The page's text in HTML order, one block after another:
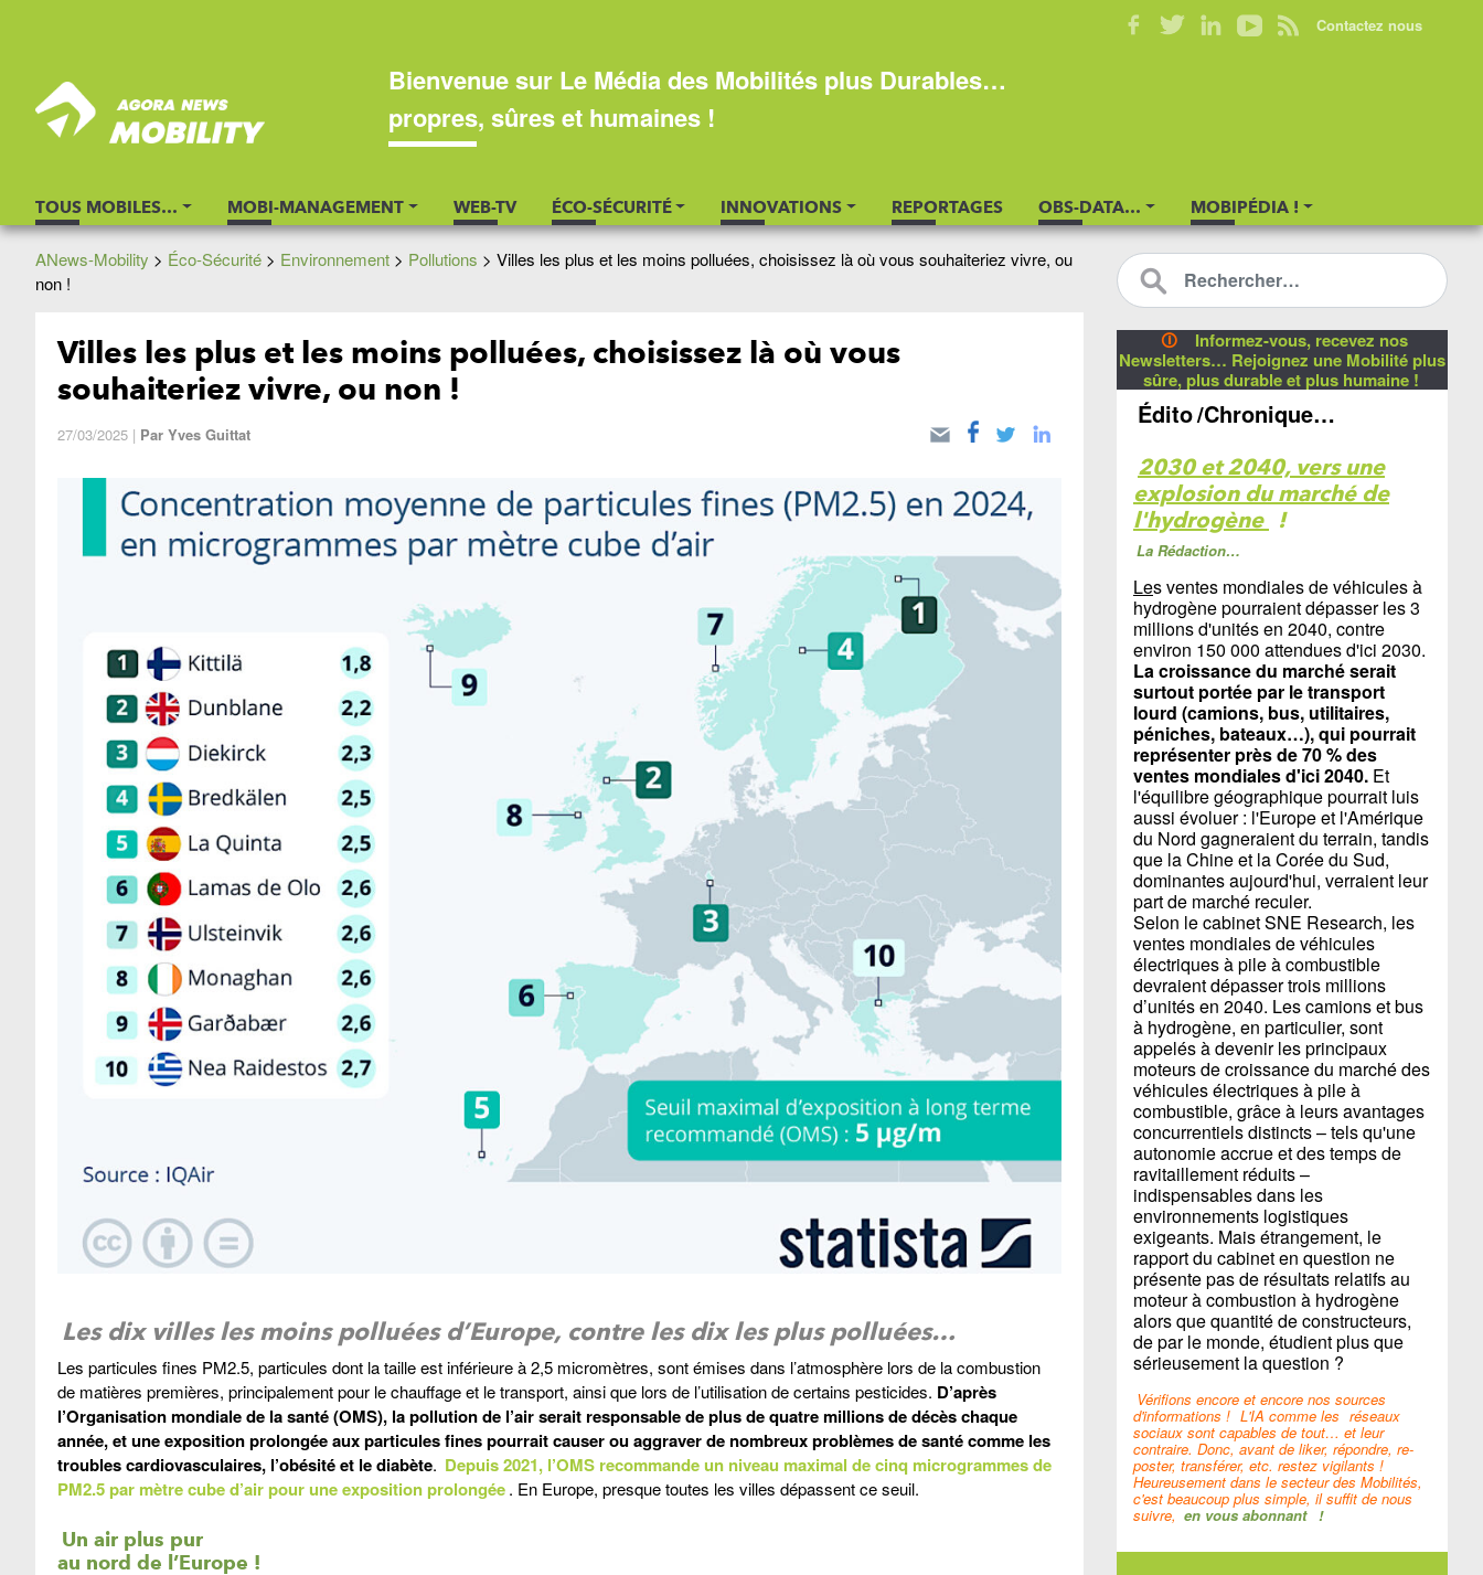
Bienvenue sur Le Média des Mobilités plus Durables…
propres, sûres et humaines !
TOUS MOBILES… MOBI-MANAGEMENT WEB-TV ÉCO-SÉCURITÉ INNOVATIONS REPORTAGES OBS-DATA… MOBIPÉDIA !
Contactez nous
ANews-Mobility > Éco-Sécurité > Environnement > Pollutions > Villes les plus et les moins polluées, choisissez là où vous souhaiteriez vivre, ou
non !
Villes les plus et les moins polluées, choisissez là où vous
souhaiteriez vivre, ou non !
27/03/2025 | Par Yves Guittat
Les dix villes les moins polluées d’Europe, contre les dix les plus polluées…
Les particules fines PM2.5, particules dont la taille est inférieure à 2,5 micromètres, sont émises dans l’atmosphère lors de la combustion
de matières premières, principalement pour le chauffage et le transport, ainsi que lors de l’utilisation de certains pesticides. D’après
l’Organisation mondiale de la santé (OMS), la pollution de l’air serait responsable de plus de quatre millions de décès chaque
année, et une exposition prolongée aux particules fines pourrait causer ou aggraver de nombreux problèmes de santé comme les
troubles cardiovasculaires, l’obésité et le diabète. Depuis 2021, l’OMS recommande un niveau maximal de cinq microgrammes de
PM2.5 par mètre cube d’air pour une exposition prolongée. En Europe, presque toutes les villes dépassent ce seuil.
Un air plus pur
au nord de l’Europe !
🛈
Informez-vous, recevez nos
Newsletters… Rejoignez une Mobilité plus
sûre, plus durable et plus humaine !
Édito/Chronique…
2030 et 2040, vers une
explosion du marché de
l'hydrogène !
La Rédaction…
Les ventes mondiales de véhicules à
hydrogène pourraient dépasser les 3
millions d'unités en 2040, contre
environ 150 000 attendues d'ici 2030.
La croissance du marché serait
surtout portée par le transport
lourd (camions, bus, utilitaires,
péniches, bateaux…), qui pourrait
représenter près de 70 % des
ventes mondiales d'ici 2040. Et
l'équilibre géographique pourrait luis
aussi évoluer : l'Europe et l'Amérique
du Nord gagneraient du terrain, tandis
que la Chine et la Corée du Sud,
dominantes aujourd'hui, verraient leur
part de marché reculer.
Selon le cabinet SNE Research, les
ventes mondiales de véhicules
électriques à pile à combustible
devraient dépasser trois millions
d’unités en 2040. Les camions et bus
à hydrogène, en particulier, sont
appelés à devenir les principaux
moteurs de croissance du marché des
véhicules électriques à pile à
combustible, grâce à leurs avantages
concurrentiels distincts – tels qu'une
autonomie accrue et des temps de
ravitaillement réduits –
indispensables dans les
environnements logistiques
exigeants. Mais étrangement, le
rapport du cabinet en question ne
présente pas de résultats relatifs au
moteur à combustion à hydrogène
alors que quantité de constructeurs,
de par le monde, étudient plus que
sérieusement la question ?
Vérifions encore et encore nos sources
d'informations ! L'IA comme les réseaux
sociaux sont capables de tout… et leur
contraire. Donc, avant de liker, répondre, re-
poster, transférer, etc. restez vigilants !
Heureusement dans le secteur des Mobilités,
c'est beaucoup plus simple, il suffit de nous
suivre, en vous abonnant !